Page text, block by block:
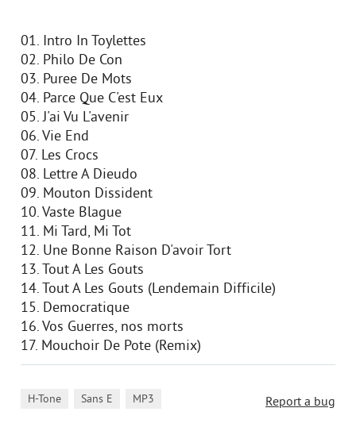
01. Intro In Toylettes
02. Philo De Con
03. Puree De Mots
04. Parce Que C'est Eux
05. J'ai Vu L'avenir
06. Vie End
07. Les Crocs
08. Lettre A Dieudo
09. Mouton Dissident
10. Vaste Blague
11. Mi Tard, Mi Tot
12. Une Bonne Raison D'avoir Tort
13. Tout A Les Gouts
14. Tout A Les Gouts (Lendemain Difficile)
15. Democratique
16. Vos Guerres, nos morts
17. Mouchoir De Pote (Remix)
Report a bug
H-Tone Sans E MP3